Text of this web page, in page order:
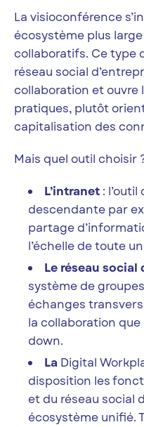
La visioconférence
écosystème plus
collaboratifs. Ce type
réseau social
collaboration et ouvre
pratiques, plutôt
capitalisation des
Mais quel outil choisir
L’intranet :
descendante par
partage
l’échelle de toute
Le réseau social
système de
échanges
la collaboration
down.
La Digital
disposition les
et du réseau social
écosystème unifié.